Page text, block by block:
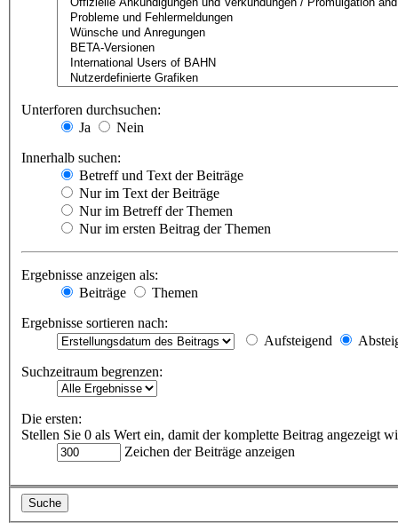
Unterforen durchsuchen:
Ja
Nein
Innerhalb suchen:
Betreff und Text der Beiträge
Nur im Text der Beiträge
Nur im Betreff der Themen
Nur im ersten Beitrag der Themen
Ergebnisse anzeigen als:
Beiträge
Themen
Ergebnisse sortieren nach:
Aufsteigend
Suchzeitraum begrenzen:
Die ersten:
Stellen Sie 0 als Wert ein, damit der komplette Beitrag angezeigt
Zeichen der Beiträge anzeigen